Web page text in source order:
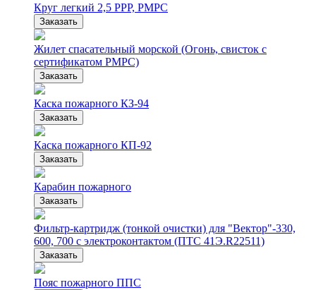
Круг легкий 2,5 РРР, РМРС
Заказать
Жилет спасательный морской (Огонь, свисток с
сертификатом РМРС)
Заказать
Каска пожарного КЗ-94
Заказать
Каска пожарного КП-92
Заказать
Карабин пожарного
Заказать
Фильтр-картридж (тонкой очистки) для "Вектор"-330,
600, 700 с электроконтактом (ПТС 41Э.R22511)
Заказать
Пояс пожарного ППС